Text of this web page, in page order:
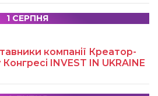
1 СЕРПНЯ
компанії Креатор-
INVEST IN UKRAINE